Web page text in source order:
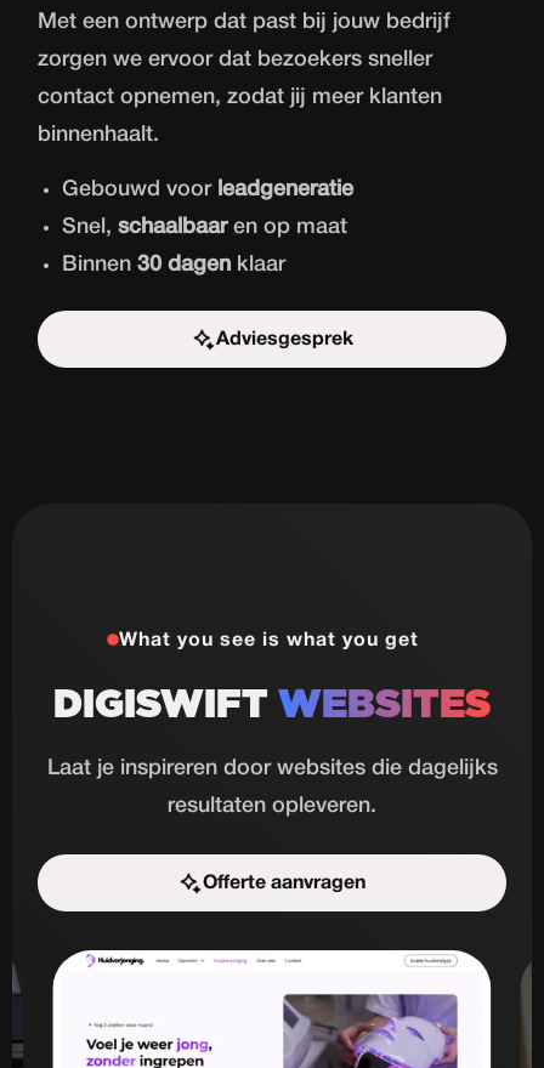
Met een ontwerp dat past bij jouw bedrijf
zorgen we ervoor dat bezoekers sneller
contact opnemen, zodat jij meer klanten
binnenhaalt.
Gebouwd voor leadgeneratie
Snel,schaalbaaren op maat
Binnen30 dagen klaar
Adviesgesprek
Start de uitdaging
What you see is what you get
DIGISWIFT WEBSITES
Laat je inspireren door websites die dagelijks
resultaten opleveren.
Offerte aanvragen
Start de uitdaging